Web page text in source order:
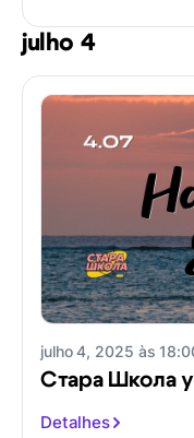
julho 4
julho 4, 2025 às
Стара Школа
Detalhes